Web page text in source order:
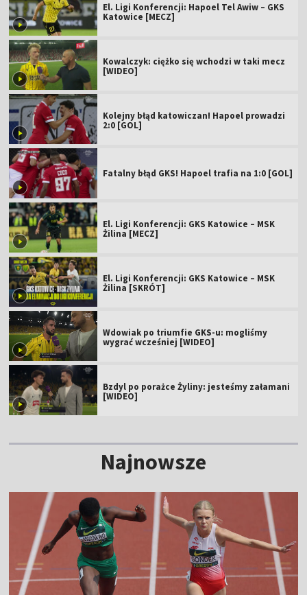
El. Ligi Konferencji: Hapoel Tel Awiw – GKS
Katowice [MECZ]
Kowalczyk: ciężko się wchodzi w taki mecz
[WIDEO]
Kolejny błąd katowiczan! Hapoel prowadzi
2:0 [GOL]
Fatalny błąd GKS! Hapoel trafia na 1:0 [GOL]
El. Ligi Konferencji: GKS Katowice – MSK
Żilina [MECZ]
El. Ligi Konferencji: GKS Katowice – MSK
Żilina [SKRÓT]
Wdowiak po triumfie GKS-u: mogliśmy
wygrać wcześniej [WIDEO]
Bzdyl po porażce Żyliny: jesteśmy załamani
[WIDEO]
Najnowsze